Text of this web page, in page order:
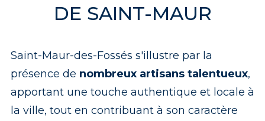
DE SAINT-MAUR
Saint-Maur-des-Fossés s'illustre par la
présence de nombreux artisans talentueux,
apportant une touche authentique et locale à
la ville, tout en contribuant à son caractère